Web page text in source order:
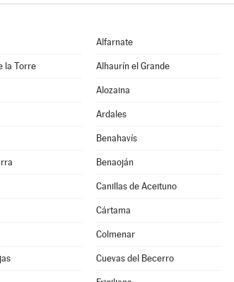
Alfarnate
la Torre Alhaurín el Grande
Alozaina
Ardales
Benahavís
Benaoján
Canillas de Aceituno
Cártama
Colmenar
Cuevas del Becerro